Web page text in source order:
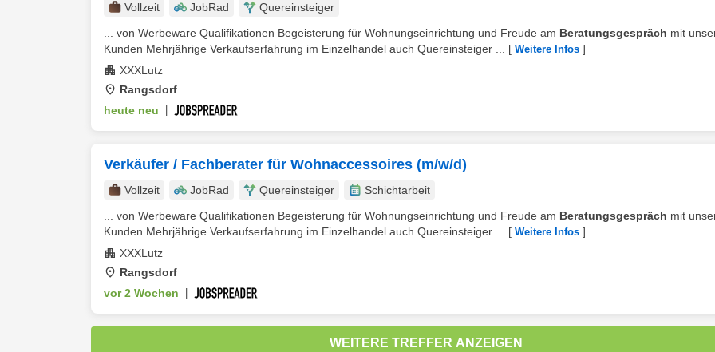
Vollzeit JobRad
Quereinsteiger
... von Werbeware Qualifikationen Begeisterung für Wohnungseinrichtung und Freude am Beratungsgespräch mit
Kunden Mehrjährige Verkaufserfahrung im Einzelhandel auch Quereinsteiger ...
[ Weitere Infos ]
XXXLutz
Rangsdorf
heute neu
Verkäufer / Fachberater für Wohnaccessoires (m/w/d)
Vollzeit JobRad Quereinsteiger
Schichtarbeit
... von Werbeware Qualifikationen Begeisterung für Wohnungseinrichtung und Freude am Beratungsgespräch mit
Kunden Mehrjährige Verkaufserfahrung im Einzelhandel auch Quereinsteiger ...
[ Weitere Infos ]
XXXLutz
Rangsdorf
vor 2 Wochen
WEITERE TREFFER ANZEIGEN